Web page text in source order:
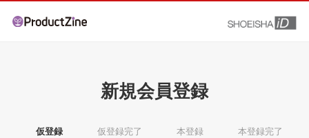
新規会員登録
仮登録 仮登録完了 本登録 本登録完了